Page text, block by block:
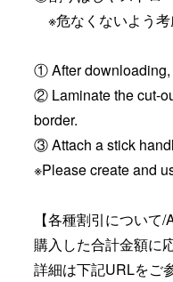
※危なくないよう考
① After downloading,
② Laminate the cut-
border.
③ Attach a stick
※Please create and
【各種割引について
購入した合計金額に
詳細は下記URLをご